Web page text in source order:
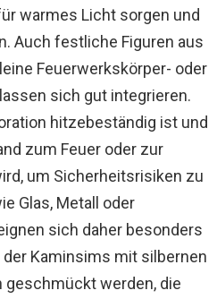
warmes Licht sorgen und
Auch festliche Figuren aus
Feuerwerkskörper- oder
sich gut integrieren.
hitzebeständig ist und
zum Feuer oder zur
um Sicherheitsrisiken zu
Glas, Metall oder
sich daher besonders
der Kaminsims mit silbernen
geschmückt werden, die